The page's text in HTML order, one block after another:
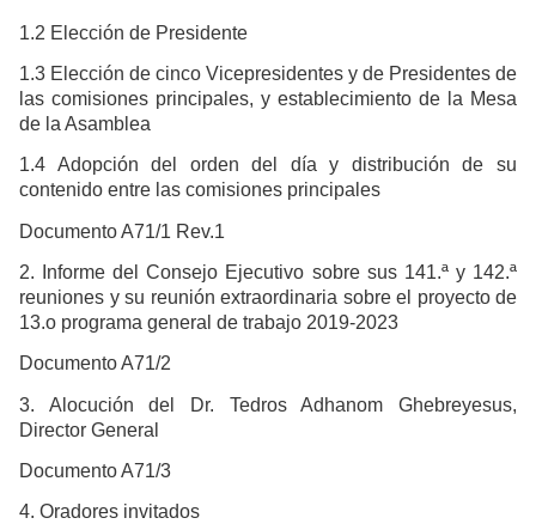
1.2 Elección de Presidente
1.3 Elección de cinco Vicepresidentes y de Presidentes de
las comisiones principales, y establecimiento de la Mesa
de la Asamblea
1.4 Adopción del orden del día y distribución de su
contenido entre las comisiones principales
Documento A71/1 Rev.1
2. Informe del Consejo Ejecutivo sobre sus 141.ª y 142.ª
reuniones y su reunión extraordinaria sobre el proyecto de
13.o programa general de trabajo 2019-2023
Documento A71/2
3. Alocución del Dr. Tedros Adhanom Ghebreyesus,
Director General
Documento A71/3
4. Oradores invitados